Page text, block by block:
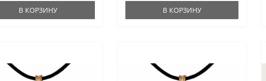
В КОРЗИНУ В КОРЗИНУ